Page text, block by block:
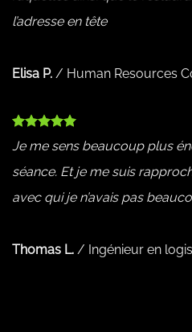
l’adresse en tête
Elisa P. / Human Resources
Je me sens beaucoup plus
séance. Et je me suis
avec qui je n’avais pas
Thomas L. / Ingénieur en